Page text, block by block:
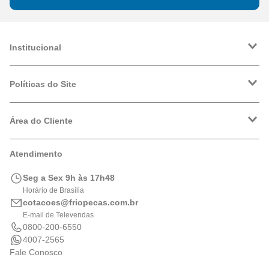
Institucional
Trabalhe Conosco
Políticas do Site
Política de Privacidade
Logística
Área do Cliente
Meus Pedidos
Portal de Boletos
Atendimento
Seg a Sex 9h às 17h48
Horário de Brasília
cotacoes@friopecas.com.br
E-mail de Televendas
0800-200-6550
4007-2565
Fale Conosco